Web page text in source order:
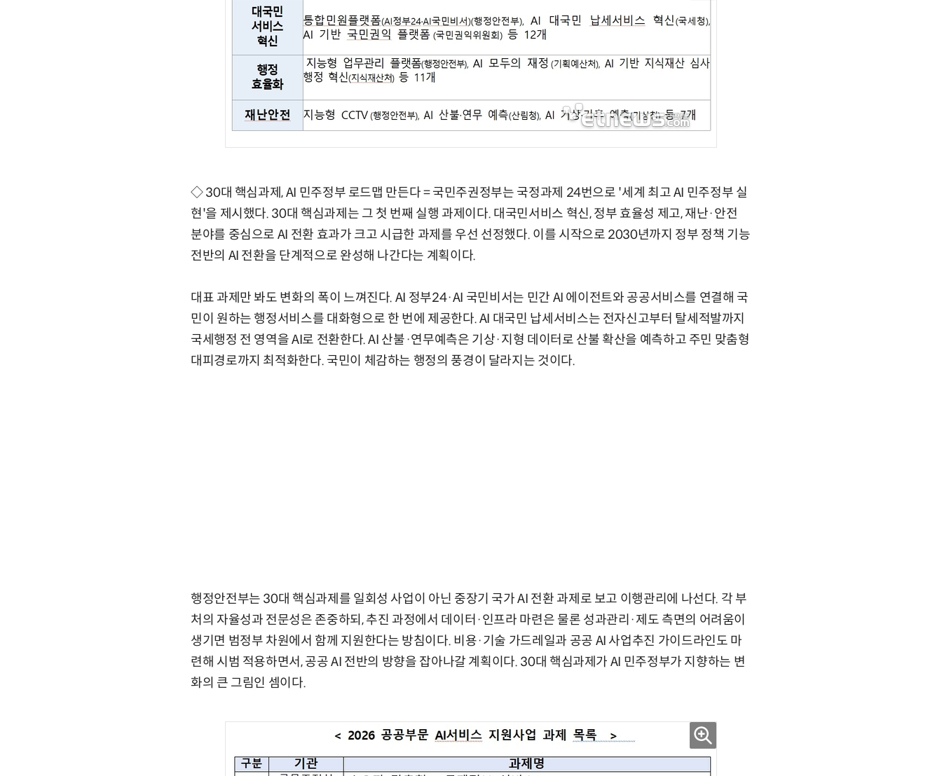
◇ 30대 핵심과제, AI 민주정부 로드맵 만든다 = 국민주권정부는 국정과제 24번으로 '세계 최고 AI 민주정부 실
현'을 제시했다. 30대 핵심과제는 그 첫 번째 실행 과제이다. 대국민서비스 혁신, 정부 효율성 제고, 재난·안전
분야를 중심으로 AI 전환 효과가 크고 시급한 과제를 우선 선정했다. 이를 시작으로 2030년까지 정부 정책 기능
전반의 AI 전환을 단계적으로 완성해 나간다는 계획이다.
대표 과제만 봐도 변화의 폭이 느껴진다. AI 정부24·AI 국민비서는 민간 AI 에이전트와 공공서비스를 연결해 국
민이 원하는 행정서비스를 대화형으로 한 번에 제공한다. AI 대국민 납세서비스는 전자신고부터 탈세적발까지
국세행정 전 영역을 AI로 전환한다. AI 산불·연무예측은 기상·지형 데이터로 산불 확산을 예측하고 주민 맞춤형
대피경로까지 최적화한다. 국민이 체감하는 행정의 풍경이 달라지는 것이다.
행정안전부는 30대 핵심과제를 일회성 사업이 아닌 중장기 국가 AI 전환 과제로 보고 이행관리에 나선다. 각 부
처의 자율성과 전문성은 존중하되, 추진 과정에서 데이터·인프라 마련은 물론 성과관리·제도 측면의 어려움이
생기면 범정부 차원에서 함께 지원한다는 방침이다. 비용·기술 가드레일과 공공 AI 사업추진 가이드라인도 마
련해 시범 적용하면서, 공공 AI 전반의 방향을 잡아나갈 계획이다. 30대 핵심과제가 AI 민주정부가 지향하는 변
화의 큰 그림인 셈이다.